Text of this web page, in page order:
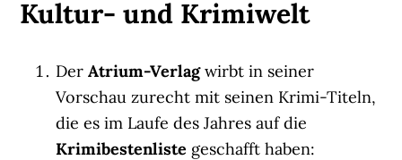
Kultur- und Krimiwelt
DerAtrium-Verlagwirbt in seiner
Vorschau zurecht mit seinen Krimi-Titeln,
die es im Laufe des Jahres auf die
Krimibestenliste geschafft haben: